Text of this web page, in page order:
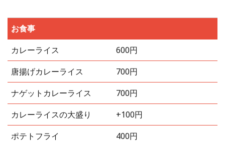
お食事
カレーライス
600円
唐揚げカレーライス
700円
ナゲットカレーライス
700円
カレーライスの大盛り
+100円
ポテトフライ
400円